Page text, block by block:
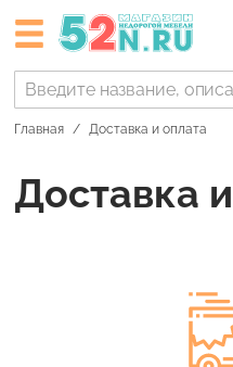
Главная Доставка и оплата
Доставка